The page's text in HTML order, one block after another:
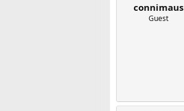
connimaus
Guest